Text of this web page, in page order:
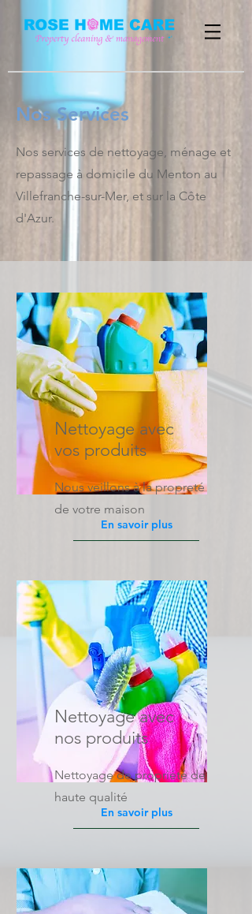
Nos Services
Nos services de nettoyage, ménage et
repassage à domicile du Menton au
Villefranche-sur-Mer, et sur la Côte
d'Azur.
Nettoyage avec
vos produits
Nous veillons à la propreté
de votre maison
En savoir plus
Nettoyage avec
nos produits
Nettoyage de propriété de
haute qualité
En savoir plus